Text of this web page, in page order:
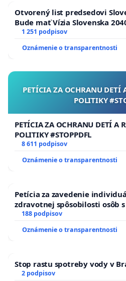
Otvorený list predsedovi
Bude mať Vízia Slovenska
1 251 podpisov
Oznámenie o transparentnosti
PETÍCIA ZA OCHRANU DETÍ
POLITIKY
PETÍCIA ZA OCHRANU DETÍ A
POLITIKY #STOPPDFL
8 611 podpisov
Oznámenie o transparentnosti
Petícia za zavedenie
zdravotnej spôsobilosti osôb
pri prijímaní do Policajného
188 podpisov
Oznámenie o transparentnosti
Stop rastu spotreby vody v
2 podpisov